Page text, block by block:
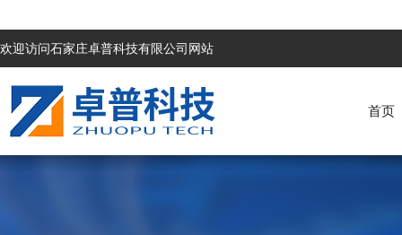
欢迎访问石家庄卓普科技有限公司网站
首页